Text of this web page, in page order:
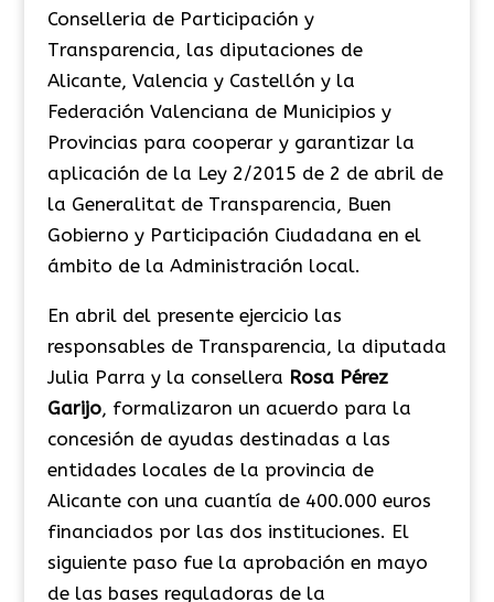
Conselleria de Participación y
Transparencia, las diputaciones de
Alicante, Valencia y Castellón y la
Federación Valenciana de Municipios y
Provincias para cooperar y garantizar la
aplicación de la Ley 2/2015 de 2 de abril de
la Generalitat de Transparencia, Buen
Gobierno y Participación Ciudadana en el
ámbito de la Administración local.
En abril del presente ejercicio las
responsables de Transparencia, la diputada
Julia Parra y la consellera Rosa Pérez
Garijo, formalizaron un acuerdo para la
concesión de ayudas destinadas a las
entidades locales de la provincia de
Alicante con una cuantía de 400.000 euros
financiados por las dos instituciones. El
siguiente paso fue la aprobación en mayo
de las bases reguladoras de la